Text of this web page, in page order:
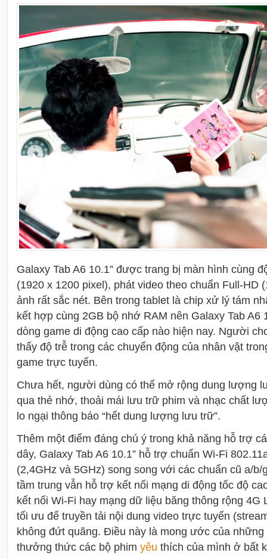
Galaxy Tab A6 10.1” được trang bị màn hình cùng
(1920 x 1200 pixel), phát video theo chuẩn Full-HD
ảnh rất sắc nét. Bên trong tablet là chip xử lý tám
kết hợp cùng 2GB bộ nhớ RAM nên Galaxy Tab A6
dòng game di động cao cấp nào hiện nay. Người
thấy độ trễ trong các chuyển động của nhân vật
game trực tuyến.
Chưa hết, người dùng có thể mở rộng dung lượng
qua thẻ nhớ, thoải mái lưu trữ phim và nhạc chất
lo ngại thông báo “hết dung lượng lưu trữ”.
Thêm một điểm đáng chú ý trong khả năng hỗ trợ
dây, Galaxy Tab A6 10.1” hỗ trợ chuẩn Wi-Fi
(2,4GHz và 5GHz) song song với các chuẩn cũ a/b/
tầm trung vẫn hỗ trợ kết nối mạng di động tốc độ
kết nối Wi-Fi hay mạng dữ liệu băng thông rộng 4G
tối ưu để truyền tải nội dung video trực tuyến
không đứt quãng. Điều này là mong ước của những
thưởng thức các bộ phim yêu thích của mình ở bất